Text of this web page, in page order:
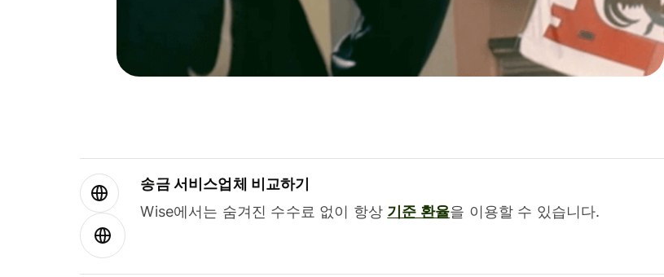
송금 서비스업체 비교하기
Wise에서는 숨겨진 수수료 없이 항상 기준 환율을 이용할 수 있습니다.